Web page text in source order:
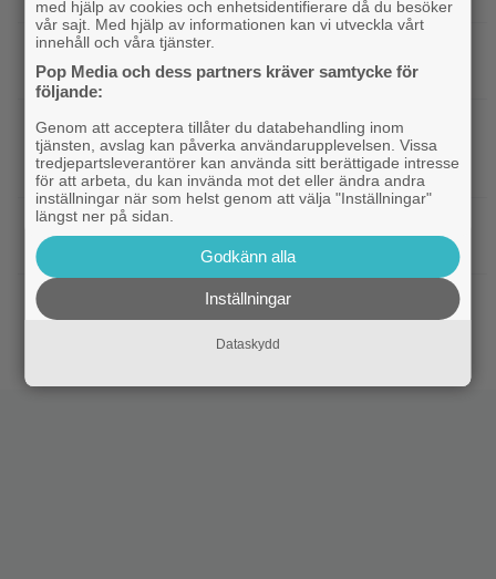
Klassiker|Älskade klassikern från 1976 är ny hos
Prime Video – 8,1 på IMDb
Harry Potter|”Harry Potter”-stjärnan tjänar mer
på OnlyFans än som skådis – drog in 200 000
kronor på en dag
Klassiker|Glöm ”Sagan om Ringen” – tidernas
bästa äventyrsfilm är utsedd
Biotoppen
500 000 svenskar har nu sett ”The
Odyssey” på bio
med hjälp av cookies och enhetsidentifierare då du besöker
vår sajt. Med hjälp av informationen kan vi utveckla vårt
innehåll och våra tjänster.
Pop Media och dess partners kräver samtycke för
följande:
Genom att acceptera tillåter du databehandling inom
tjänsten, avslag kan påverka användarupplevelsen. Vissa
tredjepartsleverantörer kan använda sitt berättigade intresse
för att arbeta, du kan invända mot det eller ändra andra
inställningar när som helst genom att välja "Inställningar"
längst ner på sidan.
Godkänn alla
Inställningar
Dataskydd